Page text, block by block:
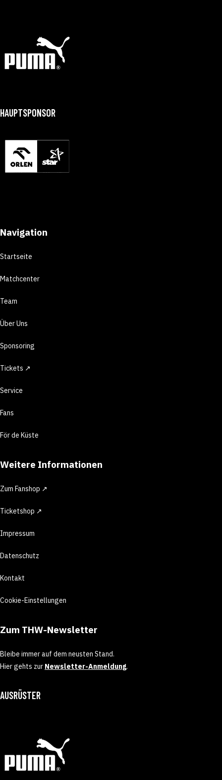
HAUPTSPONSOR
Navigation
Startseite
Matchcenter
Team
Über Uns
Sponsoring
Tickets ↗
Service
Fans
För de Küste
Weitere Informationen
Zum Fanshop ↗
Ticketshop ↗
Impressum
Datenschutz
Kontakt
Cookie-Einstellungen
Zum THW-Newsletter
Bleibe immer auf dem neusten Stand.
Hier gehts zur Newsletter-Anmeldung.
AUSRÜSTER